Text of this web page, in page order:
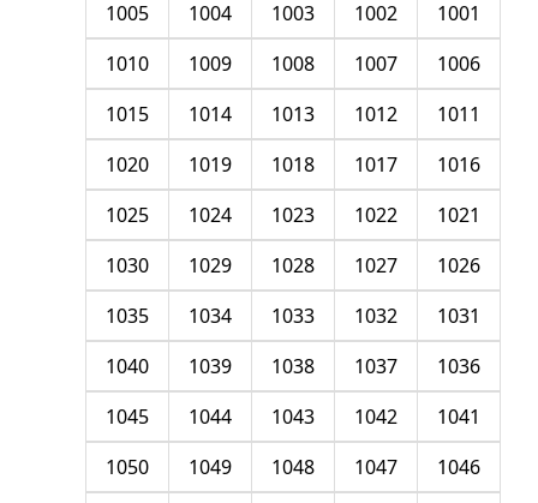
1001
1002
1003
1004
1005
1006
1007
1008
1009
1010
1011
1012
1013
1014
1015
1016
1017
1018
1019
1020
1021
1022
1023
1024
1025
1026
1027
1028
1029
1030
1031
1032
1033
1034
1035
1036
1037
1038
1039
1040
1041
1042
1043
1044
1045
1046
1047
1048
1049
1050